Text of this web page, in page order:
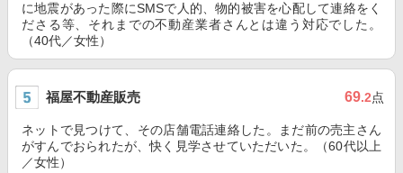
に地震があった際にSMSで人的、物的被害を心配して連絡をく
ださる等、それまでの不動産業者さんとは違う対応でした。
（40代／女性）
福屋不動産販売 69.2点
ネットで見つけて、その店舗電話連絡した。まだ前の売主さん
がすんでおられたが、快く見学させていただいた。（60代以上
／女性）